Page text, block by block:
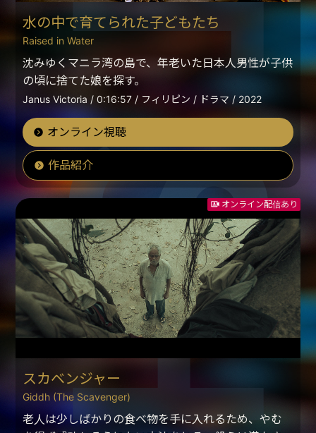
水の中で育てられた子どもたち
Raised in Water
沈みゆくマニラ湾の島で、年老いた日本人男性が子供
の頃に捨てた娘を探す。
Janus Victoria / 0:16:57 / フィリピン / ドラマ / 2022
オンライン視聴
作品紹介
オンライン配信あり
スカベンジャー
Giddh (The Scavenger)
老人は少しばかりの食べ物を手に入れるため、やむ